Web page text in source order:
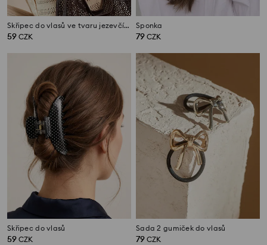
Skřipec do vlasů ve tvaru jezevčíka
59 CZK
Sponka
79 CZK
Skřipec do vlasů
59 CZK
Sada 2 gumiček do vlasů
79 CZK